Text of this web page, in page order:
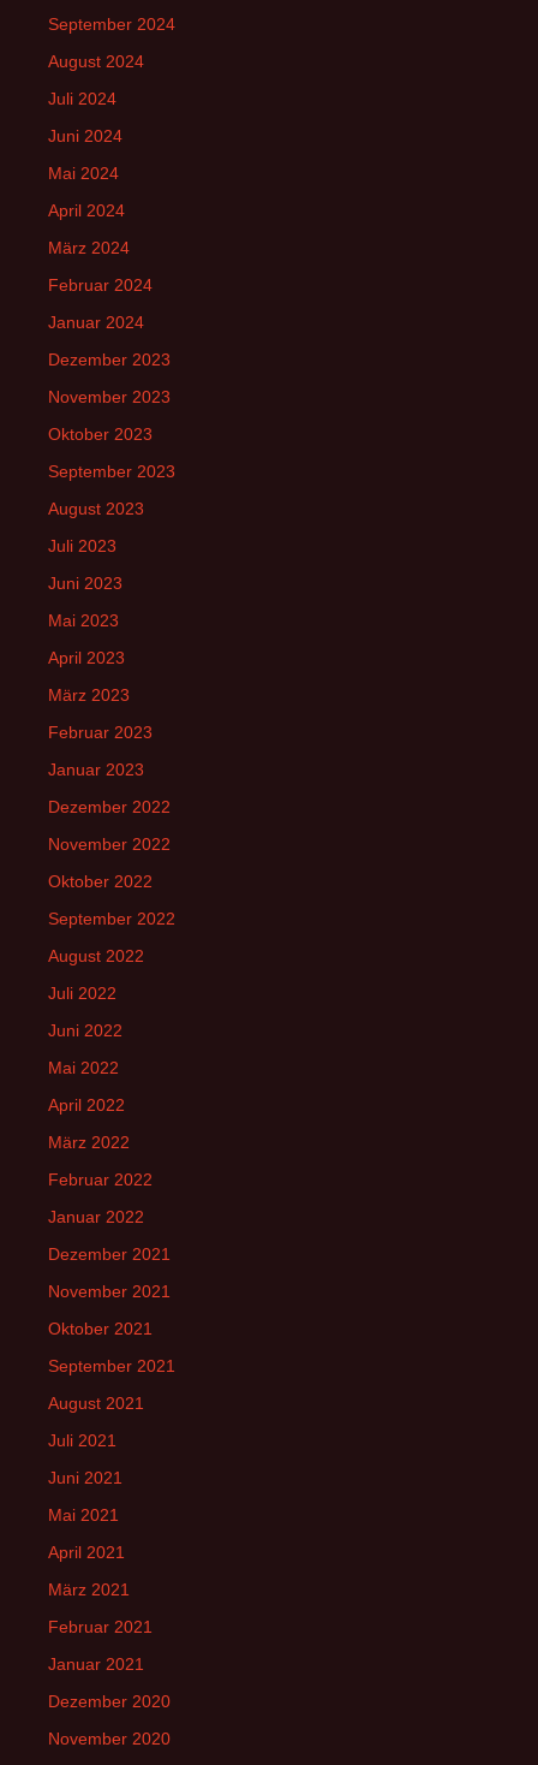
September 2024
August 2024
Juli 2024
Juni 2024
Mai 2024
April 2024
März 2024
Februar 2024
Januar 2024
Dezember 2023
November 2023
Oktober 2023
September 2023
August 2023
Juli 2023
Juni 2023
Mai 2023
April 2023
März 2023
Februar 2023
Januar 2023
Dezember 2022
November 2022
Oktober 2022
September 2022
August 2022
Juli 2022
Juni 2022
Mai 2022
April 2022
März 2022
Februar 2022
Januar 2022
Dezember 2021
November 2021
Oktober 2021
September 2021
August 2021
Juli 2021
Juni 2021
Mai 2021
April 2021
März 2021
Februar 2021
Januar 2021
Dezember 2020
November 2020